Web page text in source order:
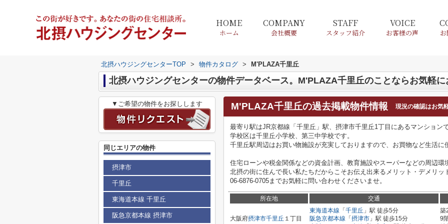
HOME
ホーム
COMPANY
会社概要
STAFF
スタッフ紹介
VOICE
お客様の声
北摂ハウジングセンターTOP > 物件カタログ > M'PLAZA千里丘
北摂ハウジングセンターの物件データベース。M'PLAZA千里丘のことならお気軽
M'PLAZA千里丘の過去掲載物件情報 現況の確認はお気
最寄り駅はJR京都線「千里丘」駅、摂津市千里丘1丁目にあるマンション
学校区は千里丘小学校、第三中学校です。
千里丘駅周辺はお買い物施設が充実しておりますので、お買物など生活に
住宅ローンや税金関係などの資金計画、教育施設やスーパーなどの周辺環
北摂の街に住んで長い私たちだからこそお伝え出来るメリット・デメリ
06-6876-0705までお気軽に問い合わせくださいませ。
所在地 交通
大阪府摂津市千里丘 １丁目
東海道本線 「 千里丘 」駅 徒歩5分
阪急京都本線 「 摂津市 」駅 徒歩15分
築
9
▼ご希望の物件をお探しします
同じエリアの物件
摂津市
千里丘
東海道本線 千里丘
阪急京都本線 摂津市